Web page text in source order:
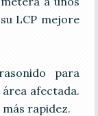
LCP mejore
para
afectada.
más rapidez.